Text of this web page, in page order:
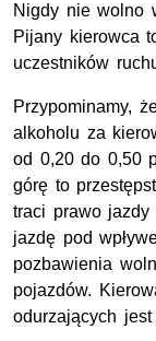
Nigdy nie wolno
Pijany kierowca
uczestników
Przypominamy,
alkoholu za
od 0,20 do 0,50
górę to
traci prawo
jazdę pod
pozbawienia
pojazdów.
odurzających